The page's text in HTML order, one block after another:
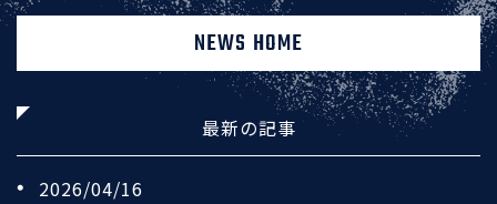
NEWS HOME
最新の記事
2026/04/16